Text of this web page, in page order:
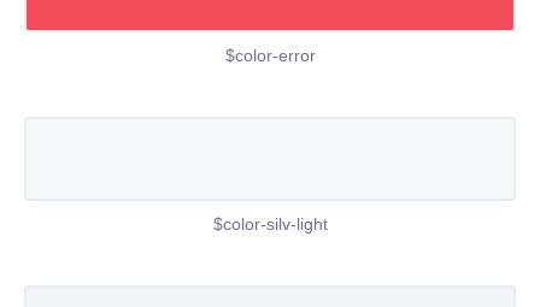
$color-error
$color-silv-light